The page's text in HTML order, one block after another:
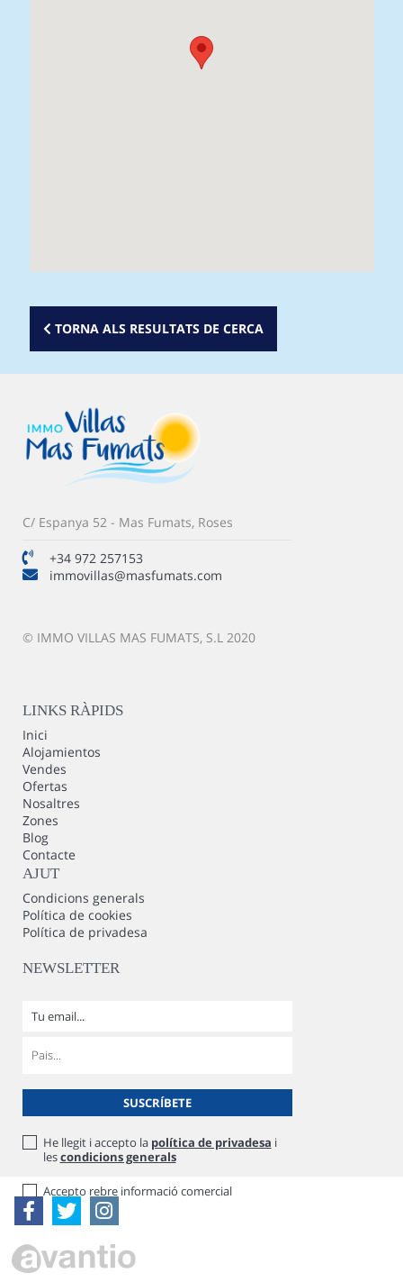
TORNA ALS RESULTATS DE CERCA
C/ Espanya 52 - Mas Fumats, Roses
+34 972 257153
immovillas@masfumats.com
© IMMO VILLAS MAS FUMATS, S.L 2020
LINKS RÀPIDS
Inici
Alojamientos
Vendes
Ofertas
Nosaltres
Zones
Blog
Contacte
AJUT
Condicions generals
Política de cookies
Política de privadesa
NEWSLETTER
He llegit i accepto la política de privadesa i
lescondicions generals
Accepto rebre informació comercial